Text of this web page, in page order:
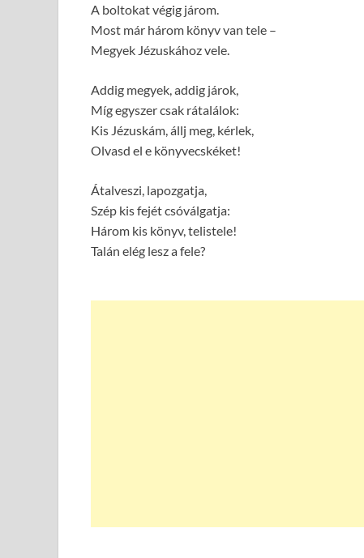
A boltokat végig járom.
Most már három könyv van tele –
Megyek Jézuskához vele.
Addig megyek, addig járok,
Míg egyszer csak rátalálok:
Kis Jézuskám, állj meg, kérlek,
Olvasd el e könyvecskéket!
Átalveszi, lapozgatja,
Szép kis fejét csóválgatja:
Három kis könyv, telistele!
Talán elég lesz a fele?